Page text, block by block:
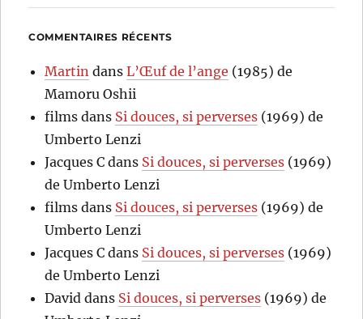
COMMENTAIRES RÉCENTS
Martin dansL’Œuf de l’ange (1985) de
Mamoru Oshii
films dans Si douces, si perverses (1969) de
Umberto Lenzi
Jacques C dans Si douces, si perverses (1969)
de Umberto Lenzi
films dans Si douces, si perverses (1969) de
Umberto Lenzi
Jacques C dans Si douces, si perverses (1969)
de Umberto Lenzi
David dans Si douces, si perverses (1969) de